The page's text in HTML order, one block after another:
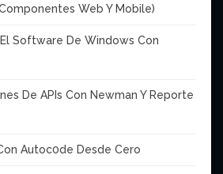
Web Y Mobile)
Software De Windows Con
De APIs Con Newman Y Reporte
Autoc0de Desde Cero